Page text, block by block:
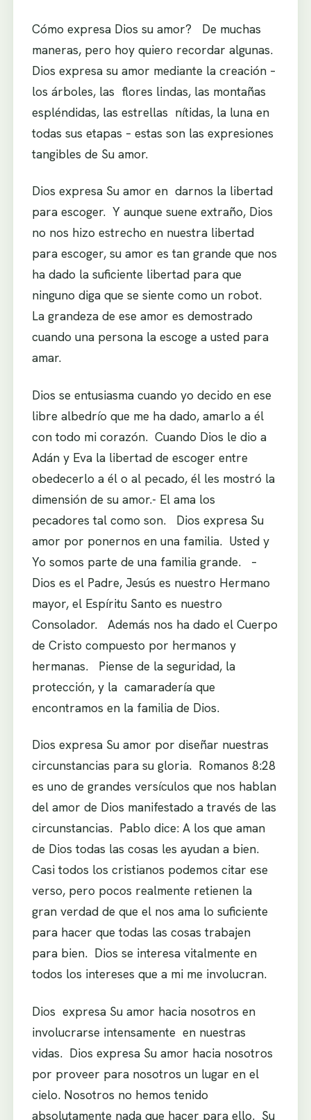
Cómo expresa Dios su amor? De muchas
maneras, pero hoy quiero recordar algunas.
Dios expresa su amor mediante la creación –
los árboles, las flores lindas, las montañas
espléndidas, las estrellas nítidas, la luna en
todas sus etapas – estas son las expresiones
tangibles de Su amor.
Dios expresa Su amor en darnos la libertad
para escoger. Y aunque suene extraño, Dios
no nos hizo estrecho en nuestra libertad
para escoger, su amor es tan grande que nos
ha dado la suficiente libertad para que
ninguno diga que se siente como un robot.
La grandeza de ese amor es demostrado
cuando una persona la escoge a usted para
amar.
Dios se entusiasma cuando yo decido en ese
libre albedrío que me ha dado, amarlo a él
con todo mi corazón. Cuando Dios le dio a
Adán y Eva la libertad de escoger entre
obedecerlo a él o al pecado, él les mostró la
dimensión de su amor.- El ama los
pecadores tal como son. Dios expresa Su
amor por ponernos en una familia. Usted y
Yo somos parte de una familia grande. –
Dios es el Padre, Jesús es nuestro Hermano
mayor, el Espíritu Santo es nuestro
Consolador. Además nos ha dado el Cuerpo
de Cristo compuesto por hermanos y
hermanas. Piense de la seguridad, la
protección, y la camaradería que
encontramos en la familia de Dios.
Dios expresa Su amor por diseñar nuestras
circunstancias para su gloria. Romanos 8:28
es uno de grandes versículos que nos hablan
del amor de Dios manifestado a través de las
circunstancias. Pablo dice: A los que aman
de Dios todas las cosas les ayudan a bien.
Casi todos los cristianos podemos citar ese
verso, pero pocos realmente retienen la
gran verdad de que el nos ama lo suficiente
para hacer que todas las cosas trabajen
para bien. Dios se interesa vitalmente en
todos los intereses que a mi me involucran.
Dios expresa Su amor hacia nosotros en
involucrarse intensamente en nuestras
vidas. Dios expresa Su amor hacia nosotros
por proveer para nosotros un lugar en el
cielo. Nosotros no hemos tenido
absolutamente nada que hacer para ello. Su